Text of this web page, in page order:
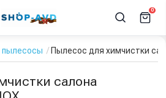
0
пылесосы Пылесос для химчистки
салона